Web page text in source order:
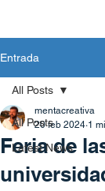
Entrada
All Posts
Latest News
All Posts
Feria de
mentacreativa
20 feb 2024 1